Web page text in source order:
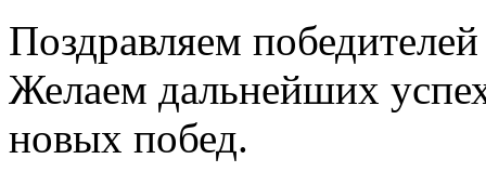
Поздравляем
Желаем дальнейших
новых побед.